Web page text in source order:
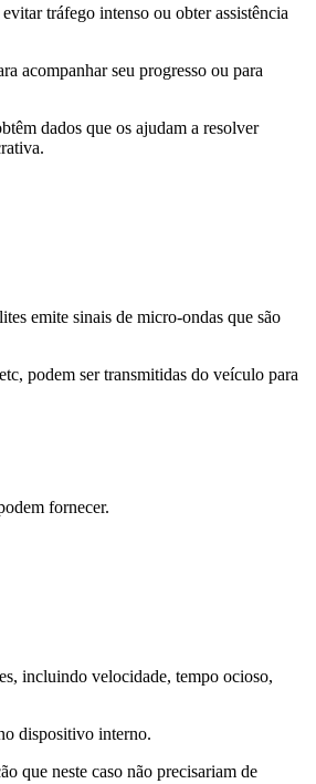
tráfego intenso ou obter assistência
acompanhar seu progresso ou para
dados que os ajudam a resolver
emite sinais de micro-ondas que são
podem ser transmitidas do veículo para
fornecer.
incluindo velocidade, tempo ocioso,
dispositivo interno.
que neste caso não precisariam de